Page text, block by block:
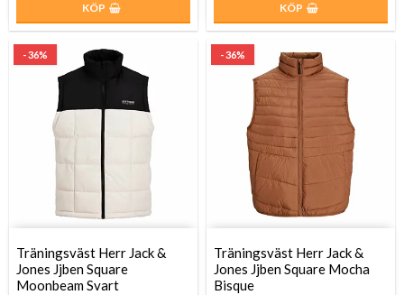
KÖP KÖP
- 36%
Träningsväst Herr Jack &
Jones Jjben Square
Moonbeam Svart
- 36%
Träningsväst Herr Jack &
Jones Jjben Square Mocha
Bisque